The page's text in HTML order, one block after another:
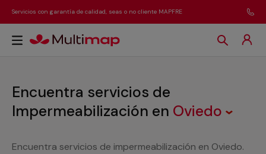
Servicios con garantía de calidad, seas o no cliente MAPFRE
Encuentra servicios de
Impermeabilización en Oviedo
Encuentra servicios de impermeabilización en Oviedo.